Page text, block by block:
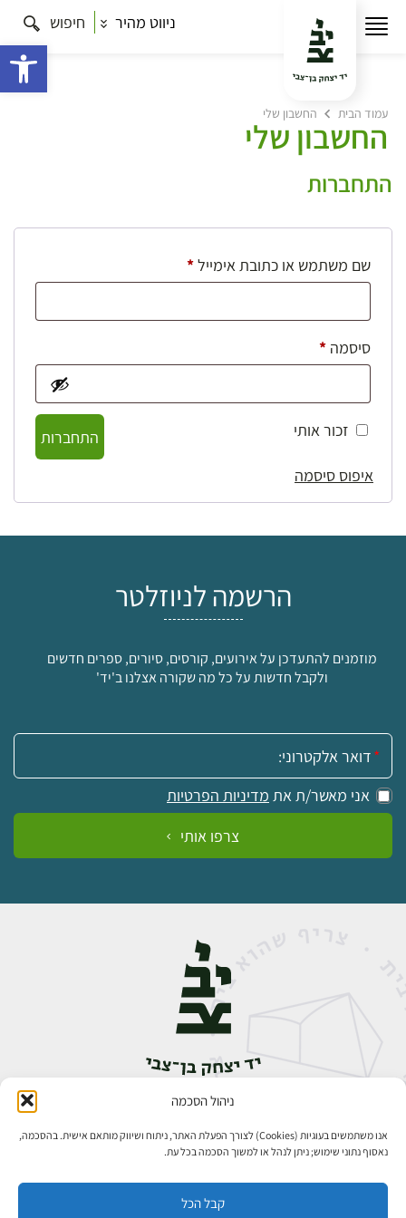
ניהול הסכמה
אנו משתמשים בעוגיות (Cookies) לצורך הפעלת האתר, ניתוח ושיווק מותאם אישית. בהסכמה,
נאסוף נתוני שימוש; ניתן לנהל או למשוך הסכמה בכל עת.
קבל הכל
ניווט מהיר חיפוש
עמוד הבית החשבון שלי
החשבון שלי
התחברות
שם משתמש או כתובת אימייל*חובה
סיסמה *חובה
זכור אותי
התחברות
איפוס סיסמה
הרשמה לניוזלטר
מוזמנים להתעדכן על אירועים, קורסים, סיורים, ספרים חדשים
ולקבל חדשות על כל מה שקורה אצלנו ב'יד'
אימייל:
אני מאשר/ת את מדיניות הפרטיות
צרפו אותי
אבן גבירול 14, רחביה, ירושלים